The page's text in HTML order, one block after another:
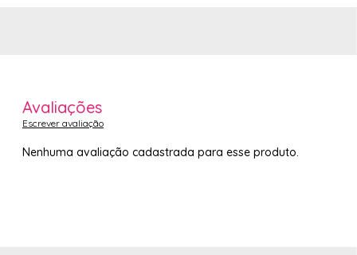
Avaliações
Escrever avaliação
Nenhuma avaliação cadastrada para esse produto.